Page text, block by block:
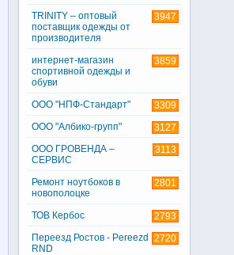
3947
TRINITY – оптовый
поставщик одежды от
производителя
3859
интернет-магазин
спортивной одежды и
обуви
3309
ООО "НПФ-Стандарт"
3127
ООО "Албико-групп"
3113
ООО ГРОВЕНДА –
СЕРВИС
2801
Ремонт ноутбоков в
новополоцке
2793
ТОВ Кербос
2720
Переезд Ростов - Pereezd
RND